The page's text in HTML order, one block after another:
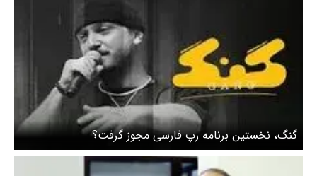
گنگ، نخستین برنامه رپ فارسی مجوز گرفت؟